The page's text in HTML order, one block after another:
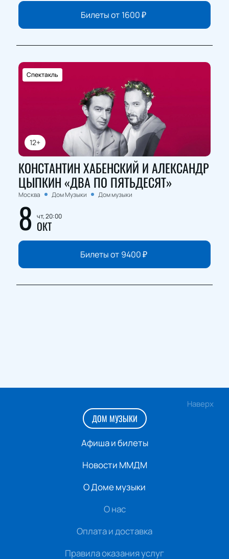
Билеты от 1600₽
12+
Спектакль
КОНСТАНТИН ХАБЕНСКИЙ И АЛЕКСАНДР
ЦЫПКИН «ДВА ПО ПЯТЬДЕСЯТ»
Москва Дом Музыки Дом музыки
8 чт, 20:00
ОКТ
Билеты от 9400₽
Наверх
ДОМ МУЗЫКИ
Афиша и билеты
Новости ММДМ
О Доме музыки
О нас
Оплата и доставка
Правила оказания услуг